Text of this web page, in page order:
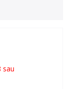
sau